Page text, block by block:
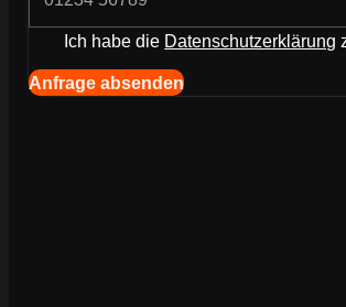
Ich habe die Datenschutzerklärung
Navigation (Kopie) (Kopieren) (Kopieren)
Anfrage absenden